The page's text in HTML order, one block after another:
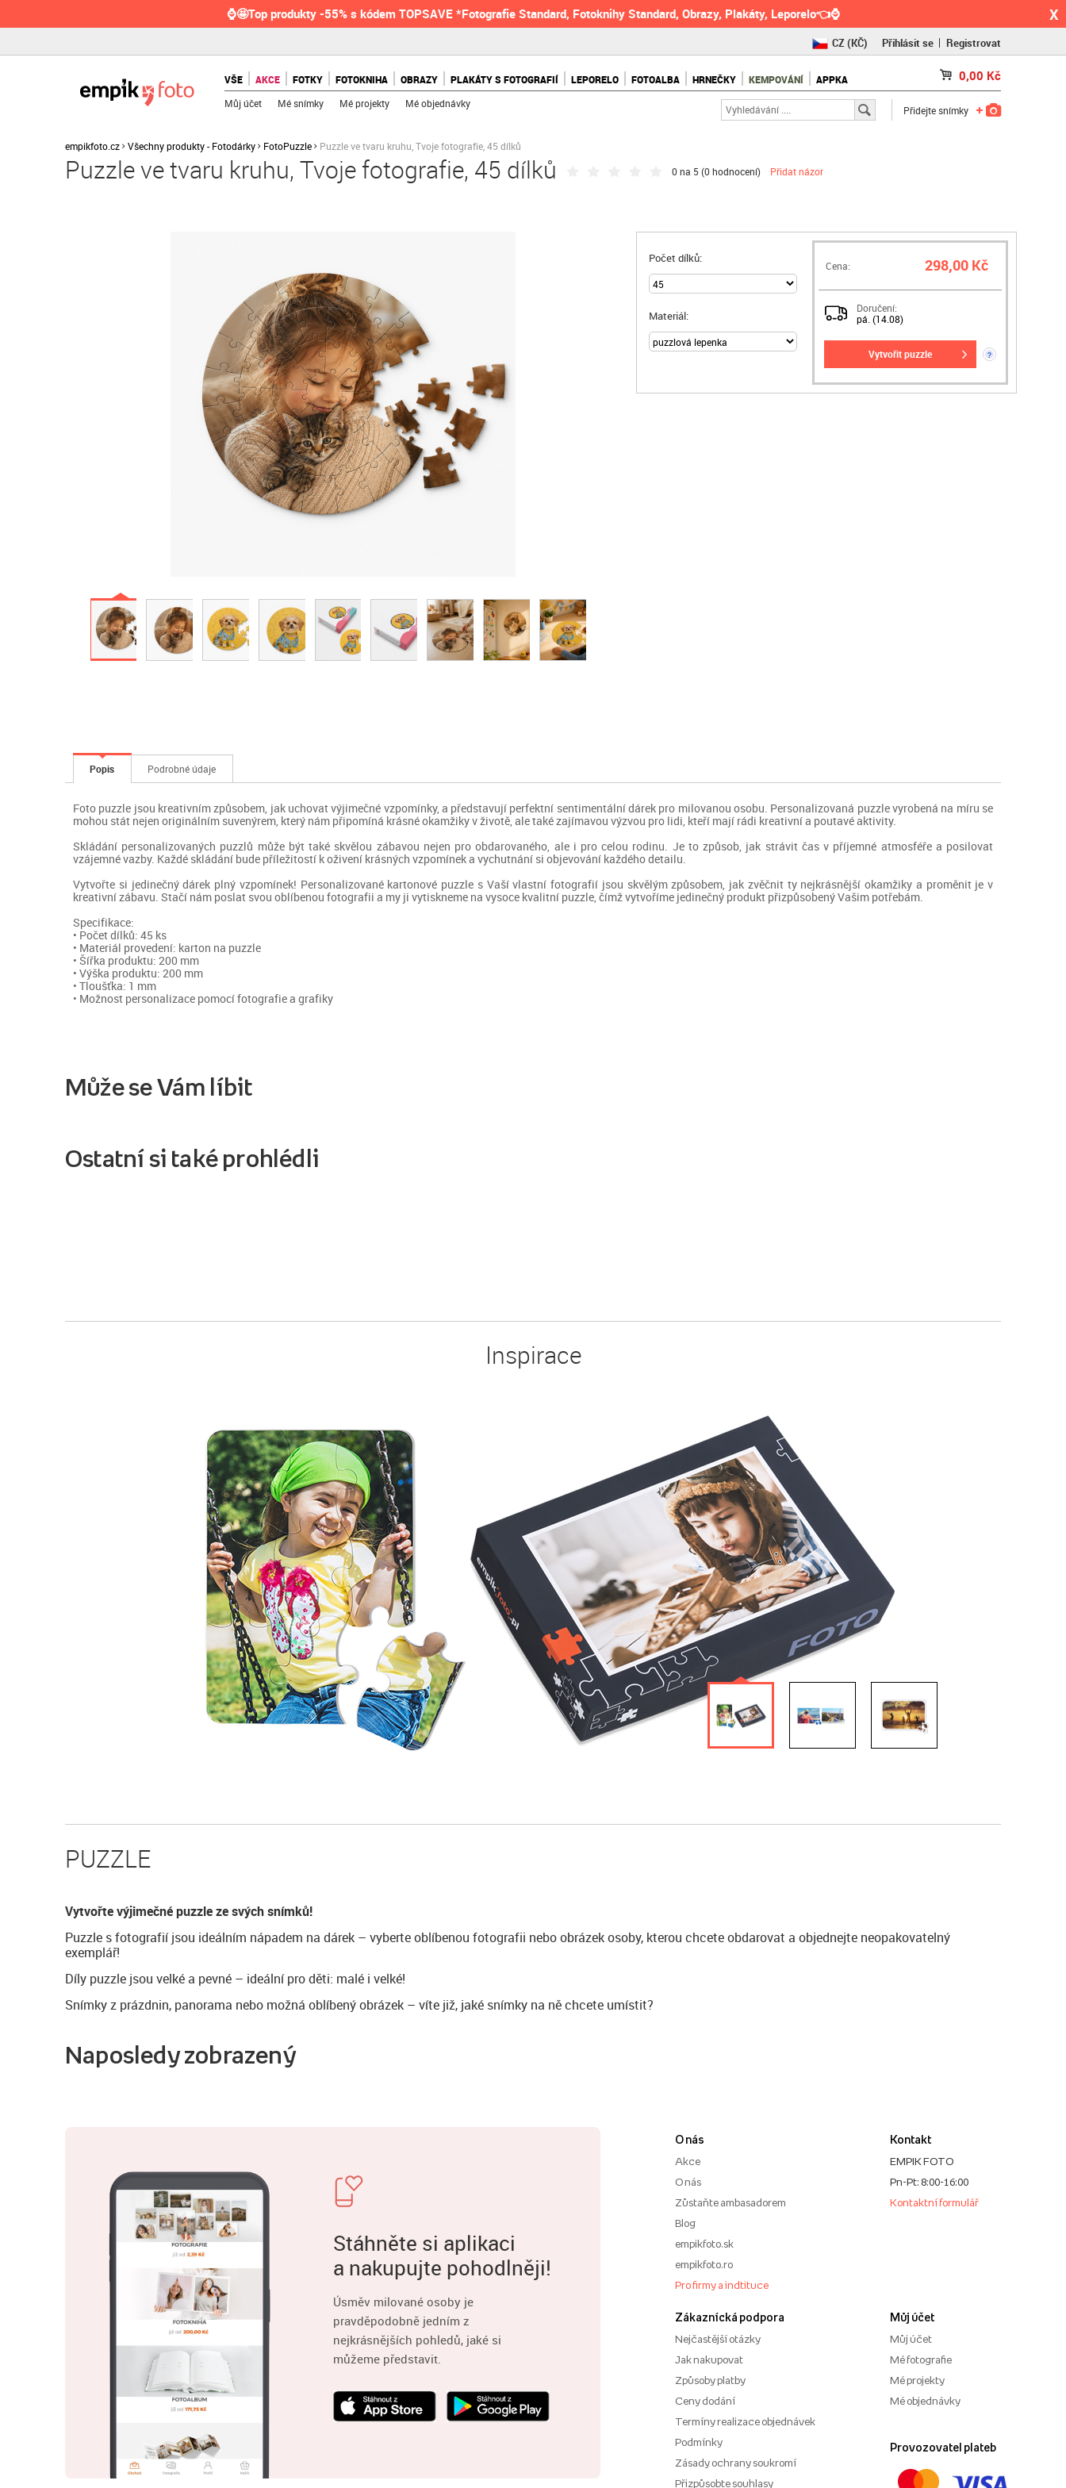
⌚🤩Top produkty -55% s kódem TOPSAVE *Fotografie Standard, Fotoknihy Standard, Obrazy, Plakáty, Leporelo👈⌚ X
CZ(KČ)
RO(RON)
Přihlásit se Registrovat
VŠE AKCE FOTKY FOTOKNIHA OBRAZY PLAKÁTY S FOTOGRAFIÍ LEPORELO FOTOALBA HRNEČKY KEMPOVÁNÍ APPKA 0,00 Kč
Můj účet Mé snímky Mé projekty Mé objednávky
Přidejte snímky
empikfoto.cz Všechny produkty - Fotodárky FotoPuzzle Puzzle ve tvaru kruhu, Tvoje fotografie, 45 dílků
Puzzle ve tvaru kruhu, Tvoje fotografie, 45 dílků 0 na 5 (0 hodnocení) Přidat názor
Počet dílků:
Materiál:
Cena: 298,00 Kč
Doručení:
pá. (14.08)
vytvořit puzzle ?
Popis Podrobné údaje
Foto puzzle jsou kreativním způsobem, jak uchovat výjimečné vzpomínky, a představují perfektní sentimentální dárek pro milovanou osobu. Personalizovaná puzzle vyrobená na míru se
mohou stát nejen originálním suvenýrem, který nám připomíná krásné okamžiky v životě, ale také zajímavou výzvou pro lidi, kteří mají rádi kreativní a poutavé aktivity.
Skládání personalizovaných puzzlů může být také skvělou zábavou nejen pro obdarovaného, ale i pro celou rodinu. Je to způsob, jak strávit čas v příjemné atmosféře a posilovat
vzájemné vazby. Každé skládání bude příležitostí k oživení krásných vzpomínek a vychutnání si objevování každého detailu.
Vytvořte si jedinečný dárek plný vzpomínek! Personalizované kartonové puzzle s Vaší vlastní fotografií jsou skvělým způsobem, jak zvěčnit ty nejkrásnější okamžiky a proměnit je v
kreativní zábavu. Stačí nám poslat svou oblíbenou fotografii a my ji vytiskneme na vysoce kvalitní puzzle, čímž vytvoříme jedinečný produkt přizpůsobený Vašim potřebám.
Specifikace:
• Počet dílků: 45 ks
• Materiál provedení: karton na puzzle
• Šířka produktu: 200 mm
• Výška produktu: 200 mm
• Tloušťka: 1 mm
• Možnost personalizace pomocí fotografie a grafiky
Může se Vám líbit
Ostatní si také prohlédli
Inspirace
PUZZLE
Vytvořte výjimečné puzzle ze svých snímků!
Puzzle s fotografií jsou ideálním nápadem na dárek – vyberte oblíbenou fotografii nebo obrázek osoby, kterou chcete obdarovat a objednejte neopakovatelný
exemplář!
Díly puzzle jsou velké a pevné – ideální pro děti: malé i velké!
Snímky z prázdnin, panorama nebo možná oblíbený obrázek – víte již, jaké snímky na ně chcete umístit?
Naposledy zobrazený
Stáhněte si aplikaci
a nakupujte pohodlněji!
Úsměv milované osoby je
pravděpodobně jedním z
nejkrásnějších pohledů, jaké si
můžeme představit.
O nás
Akce
O nás
Zůstaňte ambasadorem
Blog
empikfoto.sk
empikfoto.ro
Pro firmy a indtituce
Zákaznícká podpora
Nejčastější otázky
Jak nakupovat
Způsoby platby
Ceny dodání
Termíny realizace objednávek
Podmínky
Zásady ochrany soukromí
Přizpůsobte souhlasy
Kontakt
EMPIK FOTO
Pn-Pt: 8:00-16:00
Kontaktní formulář
Můj účet
Můj účet
Mé fotografie
Mé projekty
Mé objednávky
Provozovatel plateb